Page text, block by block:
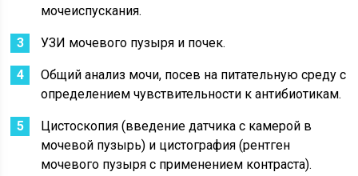
мочеиспускания.
УЗИ мочевого пузыря и почек.
Общий анализ мочи, посев на питательную среду с
определением чувствительности к антибиотикам.
Цистоскопия (введение датчика с камерой в
мочевой пузырь) и цистография (рентген
мочевого пузыря с применением контраста).